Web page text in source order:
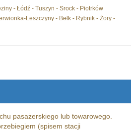
- Łódź - Tuszyn - Srock - Piotrków
Leszczyny - Bełk - Rybnik - Żory -
pasażerskiego lub towarowego.
(spisem stacji